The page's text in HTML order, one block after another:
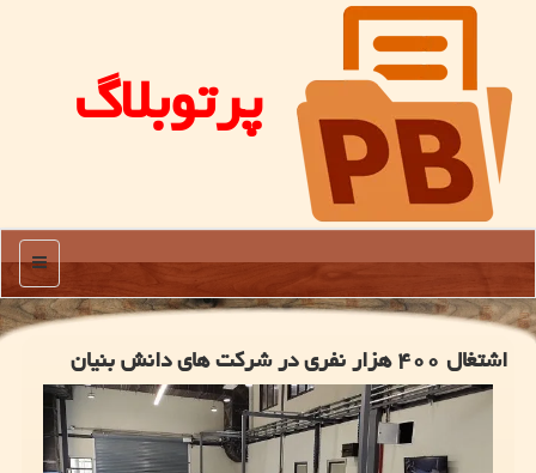
پرتوبلاگ
منو
اشتغال ۴۰۰ هزار نفری در شرکت های دانش بنیان